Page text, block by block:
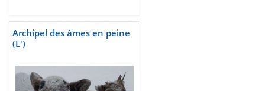
Archipel des âmes en peine
(L')